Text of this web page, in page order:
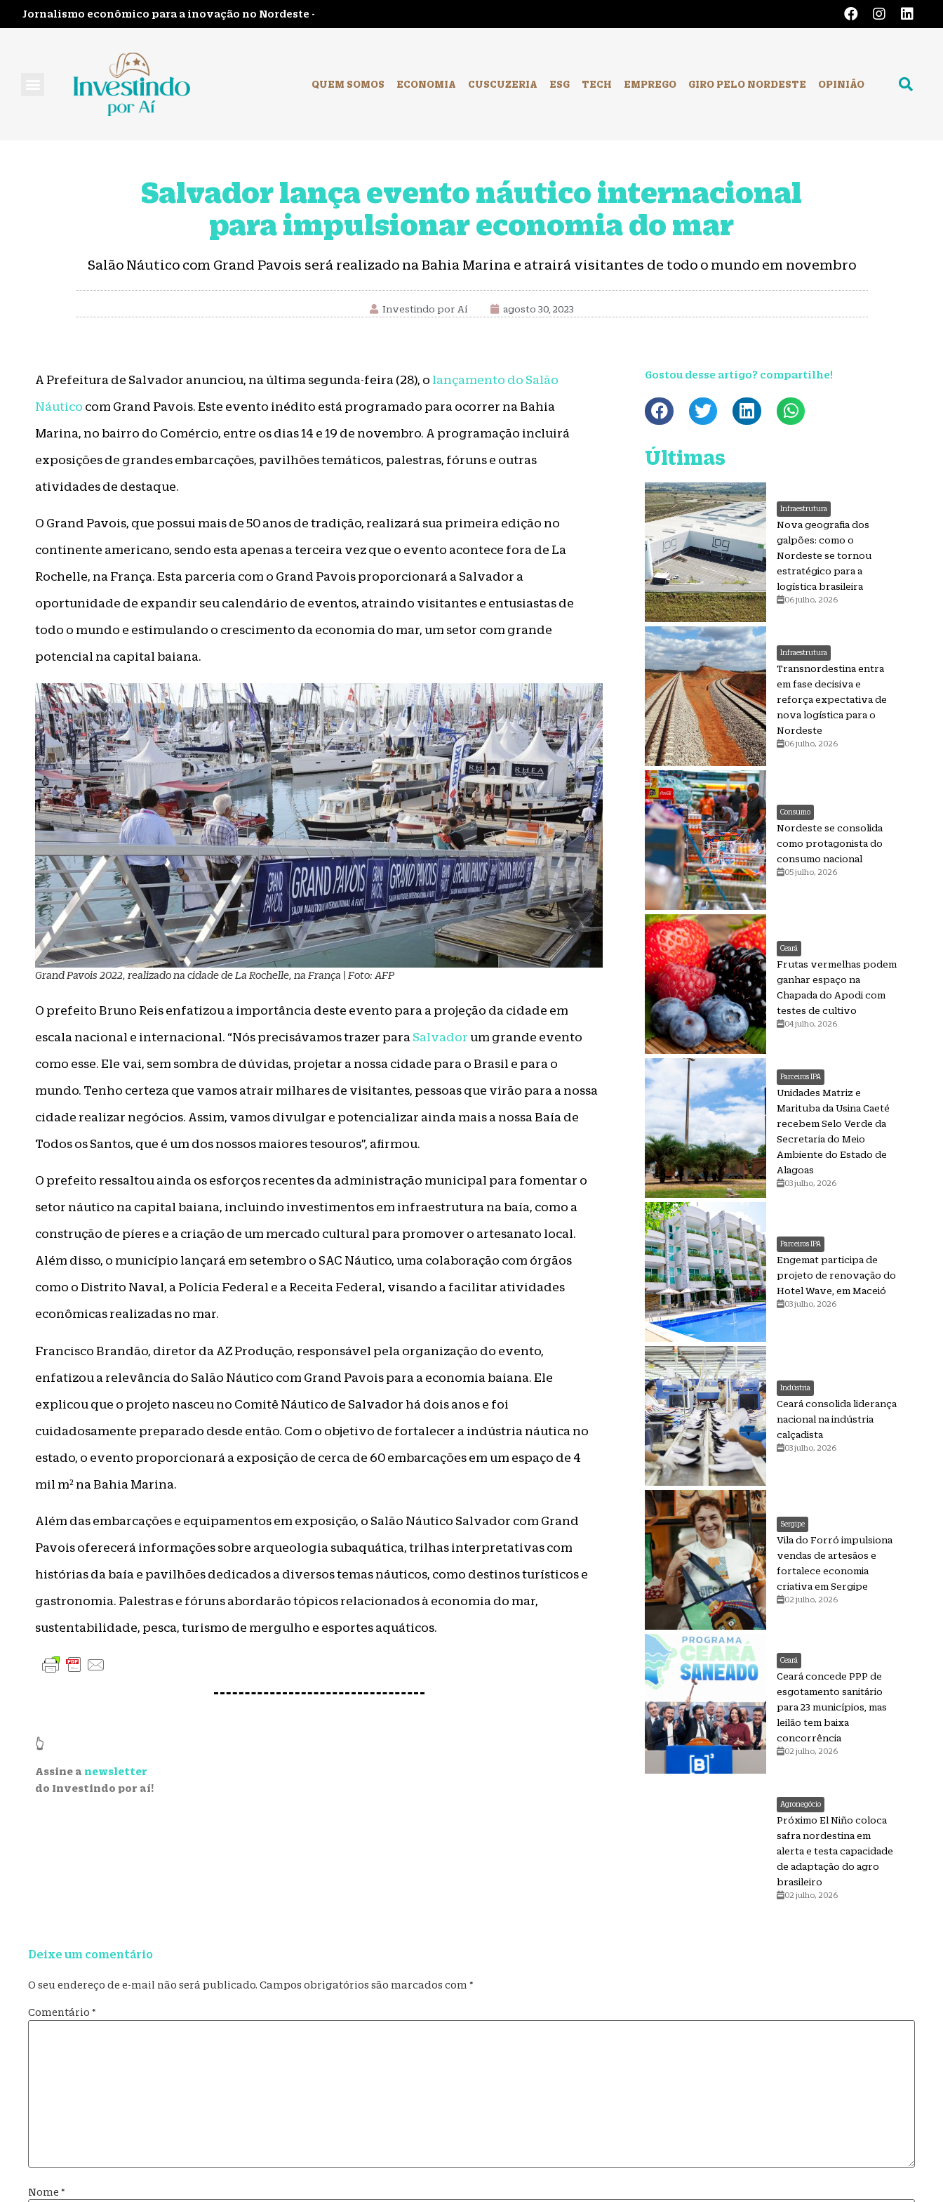
Jornalismo econômico para a inovação no Nordeste -
QUEM SOMOS ECONOMIA CUSCUZERIA ESG TECH EMPREGO GIRO PELO NORDESTE OPINIÃO
Salvador lança evento náutico internacional
para impulsionar economia do mar
Salão Náutico com Grand Pavois será realizado na Bahia Marina e atrairá visitantes de todo o mundo em novembro
Investindo por Aí agosto 30, 2023
A Prefeitura de Salvador anunciou, na última segunda-feira (28), o lançamento do Salão
Náutico com Grand Pavois. Este evento inédito está programado para ocorrer na Bahia
Marina, no bairro do Comércio, entre os dias 14 e 19 de novembro. A programação incluirá
exposições de grandes embarcações, pavilhões temáticos, palestras, fóruns e outras
atividades de destaque.
O Grand Pavois, que possui mais de 50 anos de tradição, realizará sua primeira edição no
continente americano, sendo esta apenas a terceira vez que o evento acontece fora de La
Rochelle, na França. Esta parceria com o Grand Pavois proporcionará a Salvador a
oportunidade de expandir seu calendário de eventos, atraindo visitantes e entusiastas de
todo o mundo e estimulando o crescimento da economia do mar, um setor com grande
potencial na capital baiana.
Grand Pavois 2022, realizado na cidade de La Rochelle, na França | Foto: AFP
O prefeito Bruno Reis enfatizou a importância deste evento para a projeção da cidade em
escala nacional e internacional. “Nós precisávamos trazer para Salvador um grande evento
como esse. Ele vai, sem sombra de dúvidas, projetar a nossa cidade para o Brasil e para o
mundo. Tenho certeza que vamos atrair milhares de visitantes, pessoas que virão para a nossa
cidade realizar negócios. Assim, vamos divulgar e potencializar ainda mais a nossa Baía de
Todos os Santos, que é um dos nossos maiores tesouros”, afirmou.
O prefeito ressaltou ainda os esforços recentes da administração municipal para fomentar o
setor náutico na capital baiana, incluindo investimentos em infraestrutura na baía, como a
construção de píeres e a criação de um mercado cultural para promover o artesanato local.
Além disso, o município lançará em setembro o SAC Náutico, uma colaboração com órgãos
como o Distrito Naval, a Polícia Federal e a Receita Federal, visando a facilitar atividades
econômicas realizadas no mar.
Francisco Brandão, diretor da AZ Produção, responsável pela organização do evento,
enfatizou a relevância do Salão Náutico com Grand Pavois para a economia baiana. Ele
explicou que o projeto nasceu no Comitê Náutico de Salvador há dois anos e foi
cuidadosamente preparado desde então. Com o objetivo de fortalecer a indústria náutica no
estado, o evento proporcionará a exposição de cerca de 60 embarcações em um espaço de 4
mil m² na Bahia Marina.
Além das embarcações e equipamentos em exposição, o Salão Náutico Salvador com Grand
Pavois oferecerá informações sobre arqueologia subaquática, trilhas interpretativas com
histórias da baía e pavilhões dedicados a diversos temas náuticos, como destinos turísticos e
gastronomia. Palestras e fóruns abordarão tópicos relacionados à economia do mar,
sustentabilidade, pesca, turismo de mergulho e esportes aquáticos.
👆
Assine a newsletter
do Investindo por aí!
Gostou desse artigo? compartilhe!
Últimas
Infraestrutura
Nova geografia dos
galpões: como o
Nordeste se tornou
estratégico para a
logística brasileira
06 julho, 2026
Infraestrutura
Transnordestina entra
em fase decisiva e
reforça expectativa de
nova logística para o
Nordeste
06 julho, 2026
Consumo
Nordeste se consolida
como protagonista do
consumo nacional
05 julho, 2026
Ceará
Frutas vermelhas podem
ganhar espaço na
Chapada do Apodi com
testes de cultivo
04 julho, 2026
Parceiros IPA
Unidades Matriz e
Marituba da Usina Caeté
recebem Selo Verde da
Secretaria do Meio
Ambiente do Estado de
Alagoas
03 julho, 2026
Parceiros IPA
Engemat participa de
projeto de renovação do
Hotel Wave, em Maceió
03 julho, 2026
Indústria
Ceará consolida liderança
nacional na indústria
calçadista
03 julho, 2026
Sergipe
Vila do Forró impulsiona
vendas de artesãos e
fortalece economia
criativa em Sergipe
02 julho, 2026
Ceará
Ceará concede PPP de
esgotamento sanitário
para 23 municípios, mas
leilão tem baixa
concorrência
02 julho, 2026
Agronegócio
Próximo El Niño coloca
safra nordestina em
alerta e testa capacidade
de adaptação do agro
brasileiro
02 julho, 2026
Deixe um comentário
O seu endereço de e-mail não será publicado. Campos obrigatórios são marcados com *
Comentário *
Nome *